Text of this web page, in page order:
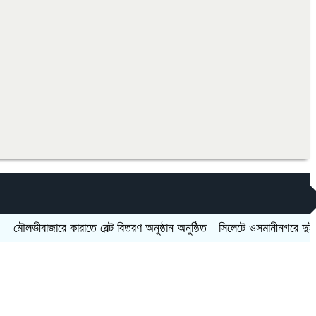
কারাতে বেল্ট বিতরণ অনুষ্ঠান অনুষ্ঠিত সিলেটে ওসমানীনগরে দুই বাসের